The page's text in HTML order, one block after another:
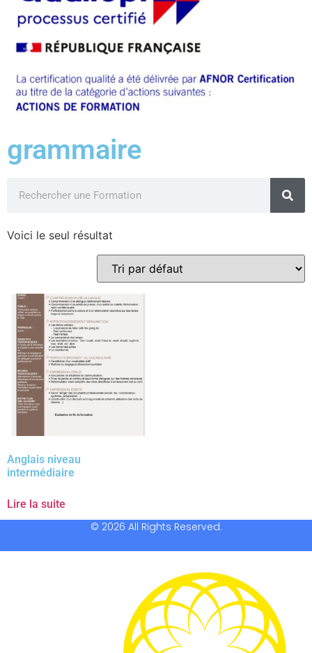
grammaire
Voici le seul résultat
Anglais niveau
intermédiaire
Lire la suite
© 2026 All Rights Reserved.